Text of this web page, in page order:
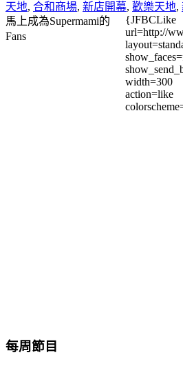
天地, 合和商場, 新店開幕, 歡樂天地,
馬上成為Supermami的
Fans
{JFBCLike
url=http://
width=300
action=like
每周節目